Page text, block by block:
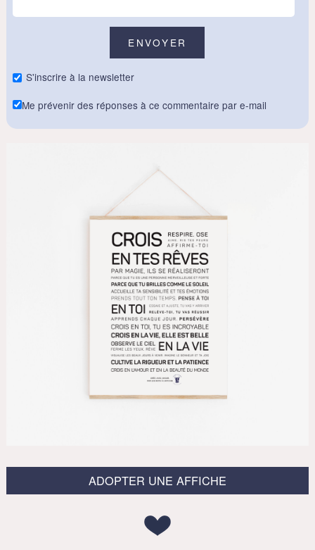
S'inscrire à la newsletter
Me prévenir des réponses à ce commentaire par e-mail
ADOPTER UNE AFFICHE